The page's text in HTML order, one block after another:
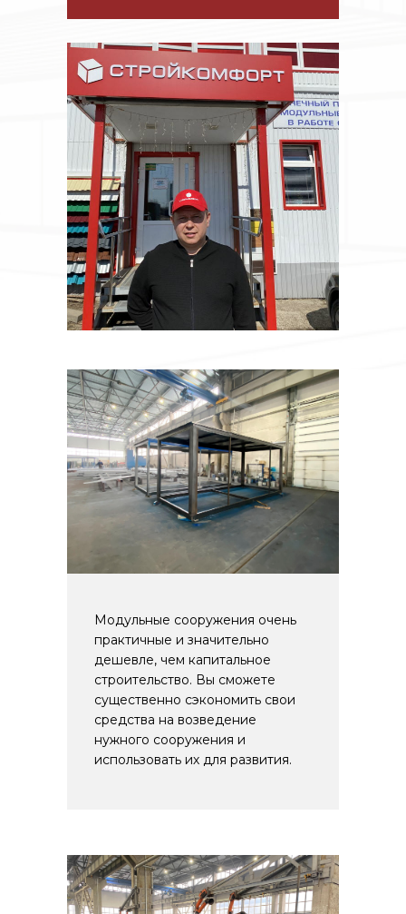
Модульные сооружения очень
практичные и значительно
дешевле, чем капитальное
строительство. Вы сможете
существенно сэкономить свои
средства на возведение
нужного сооружения и
использовать их для развития.